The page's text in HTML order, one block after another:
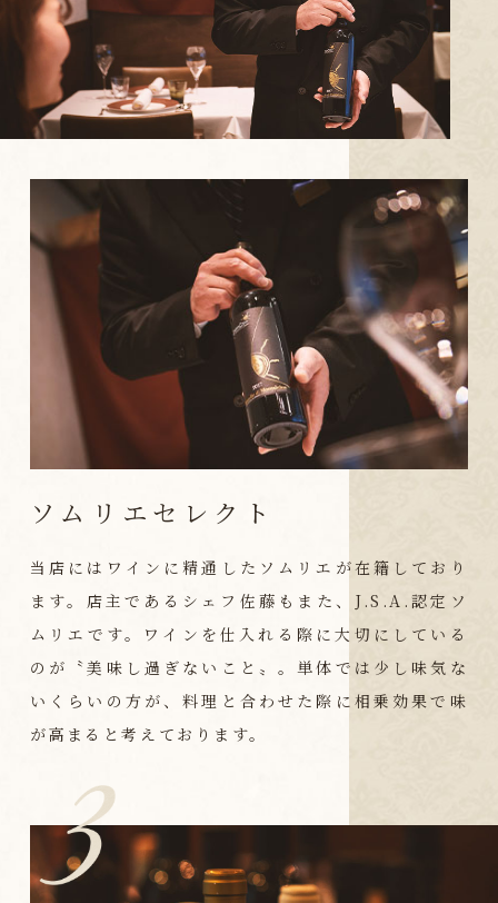
ソムリエセレクト
当店にはワインに精通したソムリエが在籍しており
ます。店主であるシェフ佐藤もまた、J.S.A.認定ソ
ムリエです。ワインを仕入れる際に大切にしている
のが〝美味し過ぎないこと〟。単体では少し味気な
いくらいの方が、料理と合わせた際に相乗効果で味
が高まると考えております。